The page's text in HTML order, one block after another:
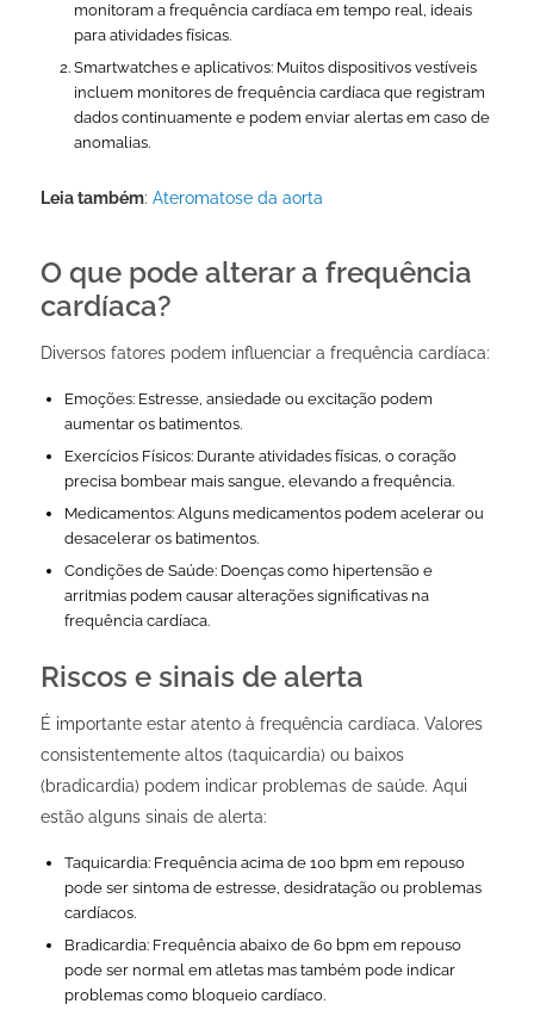
monitoram a frequência cardíaca em tempo real, ideais
para atividades físicas.
Smartwatches e aplicativos: Muitos dispositivos vestíveis
incluem monitores de frequência cardíaca que registram
dados continuamente e podem enviar alertas em caso de
anomalias.
Leia também: Ateromatose da aorta
O que pode alterar a frequência
cardíaca?
Diversos fatores podem influenciar a frequência cardíaca:
Emoções: Estresse, ansiedade ou excitação podem
aumentar os batimentos.
Exercícios Físicos: Durante atividades físicas, o coração
precisa bombear mais sangue, elevando a frequência.
Medicamentos: Alguns medicamentos podem acelerar ou
desacelerar os batimentos.
Condições de Saúde: Doenças como hipertensão e
arritmias podem causar alterações significativas na
frequência cardíaca.
Riscos e sinais de alerta
É importante estar atento à frequência cardíaca. Valores
consistentemente altos (taquicardia) ou baixos
(bradicardia) podem indicar problemas de saúde. Aqui
estão alguns sinais de alerta:
Taquicardia: Frequência acima de 100 bpm em repouso
pode ser sintoma de estresse, desidratação ou problemas
cardíacos.
Bradicardia: Frequência abaixo de 60 bpm em repouso
pode ser normal em atletas mas também pode indicar
problemas como bloqueio cardíaco.